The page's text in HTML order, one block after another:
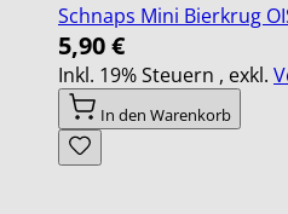
Schnaps Mini Bierkrug
5,90 €
Inkl. 19% Steuern , exkl.
In den Warenkorb